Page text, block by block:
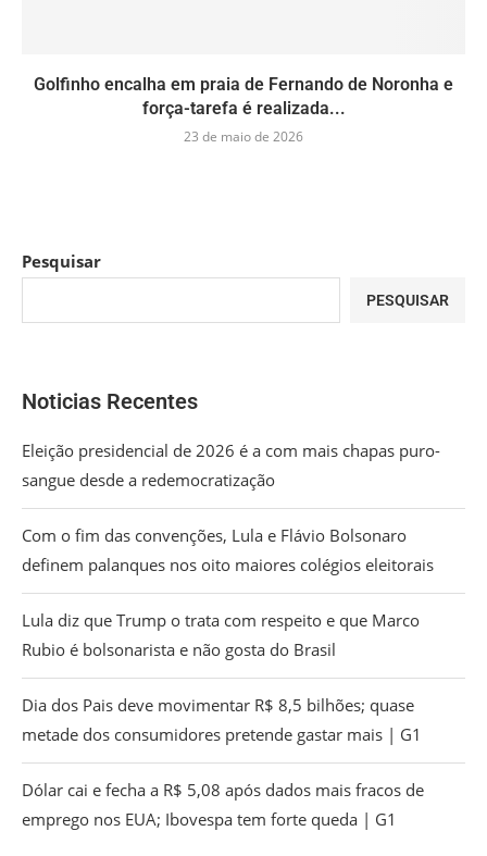
Golfinho encalha em praia de Fernando de Noronha e
força-tarefa é realizada...
23 de maio de 2026
Pesquisar
PESQUISAR
Noticias Recentes
Eleição presidencial de 2026 é a com mais chapas puro-
sangue desde a redemocratização
Com o fim das convenções, Lula e Flávio Bolsonaro
definem palanques nos oito maiores colégios eleitorais
Lula diz que Trump o trata com respeito e que Marco
Rubio é bolsonarista e não gosta do Brasil
Dia dos Pais deve movimentar R$ 8,5 bilhões; quase
metade dos consumidores pretende gastar mais | G1
Dólar cai e fecha a R$ 5,08 após dados mais fracos de
emprego nos EUA; Ibovespa tem forte queda | G1